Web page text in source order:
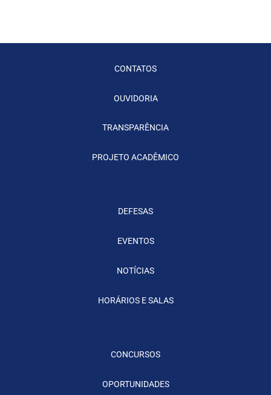
CONTATOS
OUVIDORIA
TRANSPARÊNCIA
PROJETO ACADÊMICO
DEFESAS
EVENTOS
NOTÍCIAS
HORÁRIOS E SALAS
CONCURSOS
OPORTUNIDADES